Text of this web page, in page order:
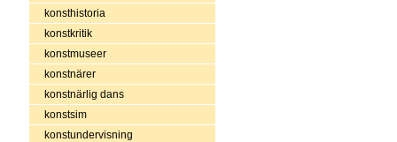
konsthistoria
konstkritik
konstmuseer
konstnärer
konstnärlig dans
konstsim
konstundervisning